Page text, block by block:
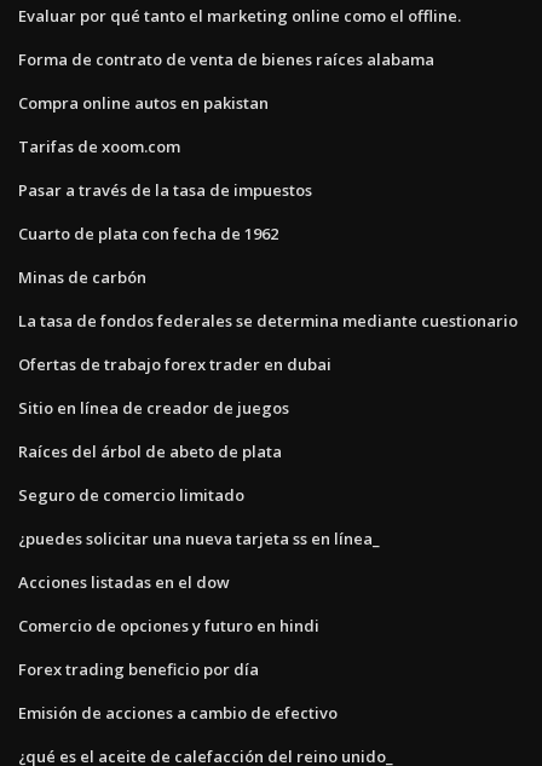
Evaluar por qué tanto el marketing online como el offline.
Forma de contrato de venta de bienes raíces alabama
Compra online autos en pakistan
Tarifas de xoom.com
Pasar a través de la tasa de impuestos
Cuarto de plata con fecha de 1962
Minas de carbón
La tasa de fondos federales se determina mediante cuestionario
Ofertas de trabajo forex trader en dubai
Sitio en línea de creador de juegos
Raíces del árbol de abeto de plata
Seguro de comercio limitado
¿puedes solicitar una nueva tarjeta ss en línea_
Acciones listadas en el dow
Comercio de opciones y futuro en hindi
Forex trading beneficio por día
Emisión de acciones a cambio de efectivo
¿qué es el aceite de calefacción del reino unido_